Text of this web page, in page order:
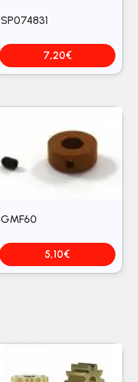
SP074831
7,20€
GMF60
5,10€